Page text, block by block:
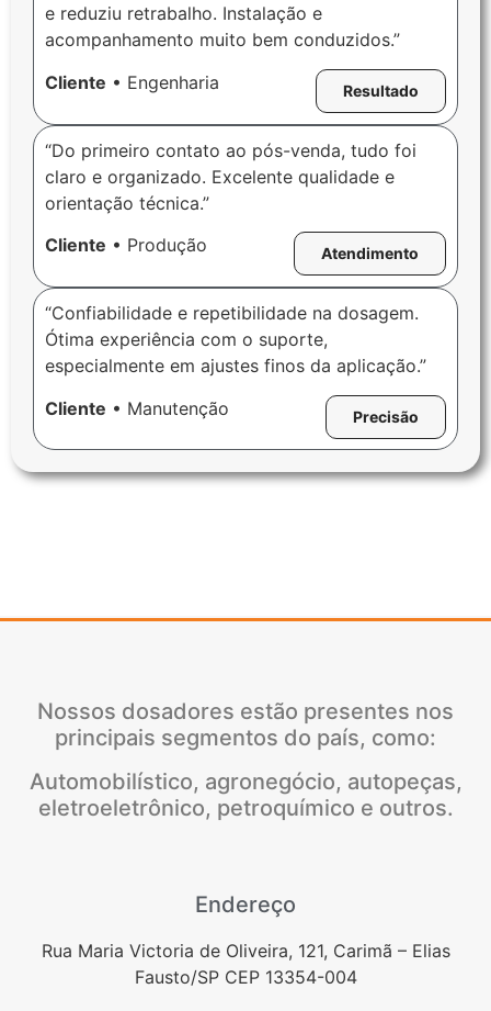
e reduziu retrabalho. Instalação e
acompanhamento muito bem conduzidos.”
Cliente • Engenharia Resultado
“Do primeiro contato ao pós-venda, tudo foi
claro e organizado. Excelente qualidade e
orientação técnica.”
Cliente • Produção Atendimento
“Confiabilidade e repetibilidade na dosagem.
Ótima experiência com o suporte,
especialmente em ajustes finos da aplicação.”
Cliente • Manutenção Precisão
Nossos dosadores estão presentes nos
principais segmentos do país, como:
Automobilístico, agronegócio, autopeças,
eletroeletrônico, petroquímico e outros.
Endereço
Rua Maria Victoria de Oliveira, 121, Carimã – Elias
Fausto/SP CEP 13354-004